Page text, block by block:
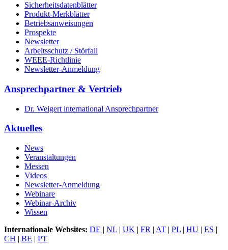
Sicherheitsdatenblätter
Produkt-Merkblätter
Betriebsanweisungen
Prospekte
Newsletter
Arbeitsschutz / Störfall
WEEE-Richtlinie
Newsletter-Anmeldung
Ansprechpartner & Vertrieb
Dr. Weigert international Ansprechpartner
Aktuelles
News
Veranstaltungen
Messen
Videos
Newsletter-Anmeldung
Webinare
Webinar-Archiv
Wissen
Internationale Websites: DE | NL | UK | FR | AT | PL | HU | ES |
CH | BE | PT